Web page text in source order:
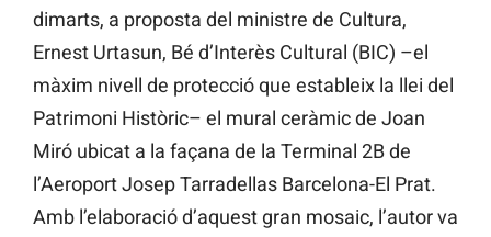
dimarts, a proposta del ministre de Cultura,
Ernest Urtasun, Bé d’Interès Cultural (BIC) –el
màxim nivell de protecció que estableix la llei del
Patrimoni Històric– el mural ceràmic de Joan
Miró ubicat a la façana de la Terminal 2B de
l’Aeroport Josep Tarradellas Barcelona-El Prat.
Amb l’elaboració d’aquest gran mosaic, l’autor va